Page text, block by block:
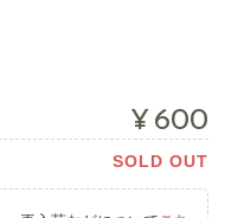
¥600
SOLD OUT